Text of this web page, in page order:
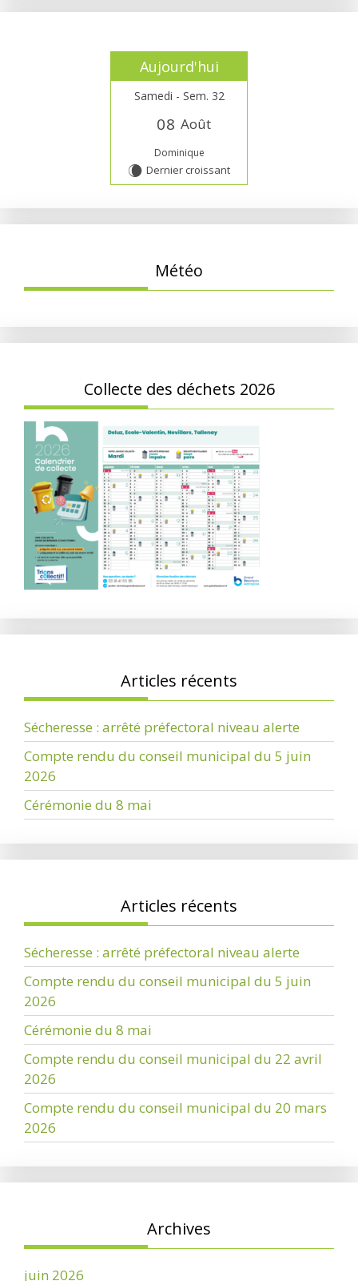
Aujourd'hui
Samedi - Sem. 32
08 Août
Dominique
W Dernier croissant
Météo
Collecte des déchets 2026
Articles récents
Sécheresse : arrêté préfectoral niveau alerte
Compte rendu du conseil municipal du 5 juin
2026
Cérémonie du 8 mai
Articles récents
Sécheresse : arrêté préfectoral niveau alerte
Compte rendu du conseil municipal du 5 juin
2026
Cérémonie du 8 mai
Compte rendu du conseil municipal du 22 avril
2026
Compte rendu du conseil municipal du 20 mars
2026
Archives
juin 2026